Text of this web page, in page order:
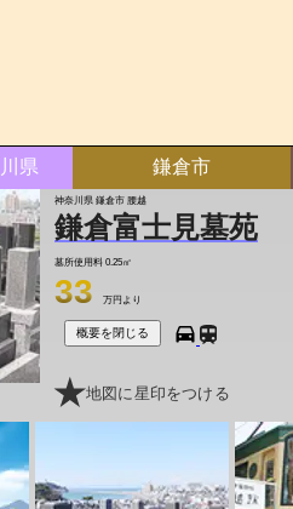
県 鎌倉市
神奈川県 鎌倉市 腰越
鎌倉富士見墓苑
墓所使用料 0.25㎡
33 万円より
概要を閉じる
地図に星印をつける